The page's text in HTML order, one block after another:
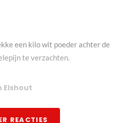
Elshout
je zo....
een kilo wit poeder achter de
te verzachten.
REACTIES